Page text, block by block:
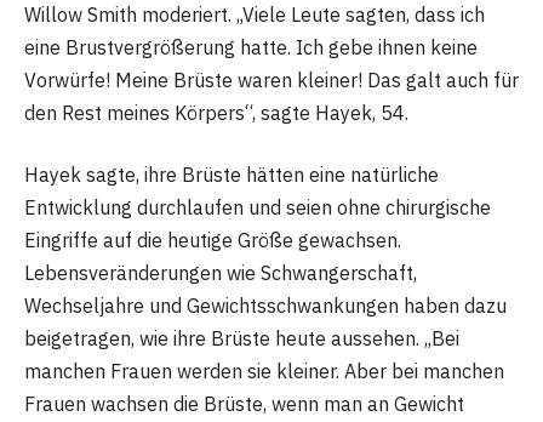
Willow Smith moderiert. „Viele Leute sagten, dass ich
eine Brustvergrößerung hatte. Ich gebe ihnen keine
Vorwürfe! Meine Brüste waren kleiner! Das galt auch für
den Rest meines Körpers“, sagte Hayek, 54.
Hayek sagte, ihre Brüste hätten eine natürliche
Entwicklung durchlaufen und seien ohne chirurgische
Eingriffe auf die heutige Größe gewachsen.
Lebensveränderungen wie Schwangerschaft,
Wechseljahre und Gewichtsschwankungen haben dazu
beigetragen, wie ihre Brüste heute aussehen. „Bei
manchen Frauen werden sie kleiner. Aber bei manchen
Frauen wachsen die Brüste, wenn man an Gewicht